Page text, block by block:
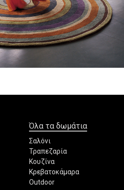
Όλα τα δωμάτια
Σαλόνι
Τραπεζαρία
Κουζίνα
Κρεβατοκάμαρα
Outdoor